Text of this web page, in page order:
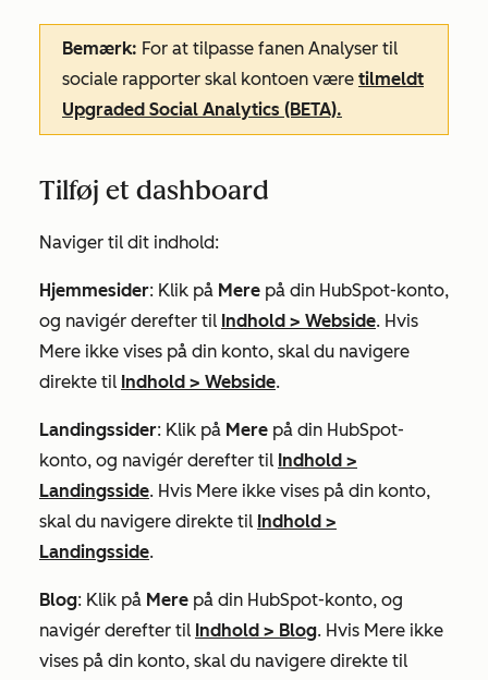
Bemærk: For at tilpasse fanen Analyser til
sociale rapporter skal kontoen være tilmeldt
Upgraded Social Analytics (BETA).
Tilføj et dashboard
Naviger til dit indhold:
Hjemmesider: Klik på Mere på din HubSpot-konto,
og navigér derefter til Indhold > Webside. Hvis
Mere ikke vises på din konto, skal du navigere
direkte til Indhold > Webside.
Landingssider: Klik på Mere på din HubSpot-
konto, og navigér derefter til Indhold >
Landingsside. Hvis Mere ikke vises på din konto,
skal du navigere direkte til Indhold >
Landingsside.
Blog: Klik på Mere på din HubSpot-konto, og
navigér derefter til Indhold > Blog. Hvis Mere ikke
vises på din konto, skal du navigere direkte til